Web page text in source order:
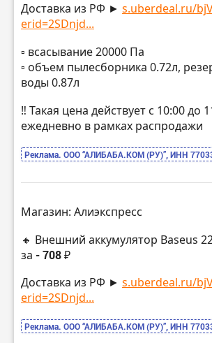
Доставка из РФ ► s.uberdeal.ru/
erid=2SDnjd...
▫️ всасывание 20000 Па
▫️ объем пылесборника 0.72л,
воды 0.87л
‼️ Такая цена действует с 10:00 до
ежедневно в рамках распродажи
Реклама. ООО “АЛИБАБА.КОМ (РУ)”, ИНН
Магазин: Алиэкспресс
🔸 Внешний аккумулятор Baseus
за - 708 ₽
Доставка из РФ ► s.uberdeal.ru/
erid=2SDnjd...
Реклама. ООО “АЛИБАБА.КОМ (РУ)”, ИНН